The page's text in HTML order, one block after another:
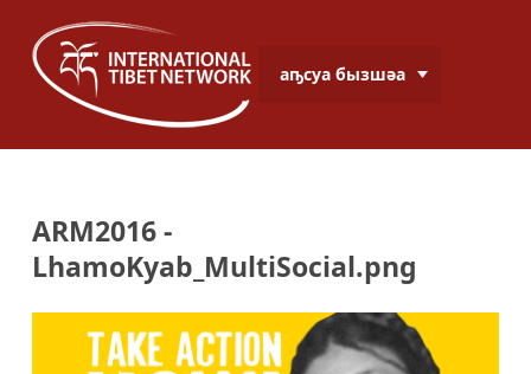
аҧсуа бызшәа
ARM2016 -
LhamoKyab_MultiSocial.png